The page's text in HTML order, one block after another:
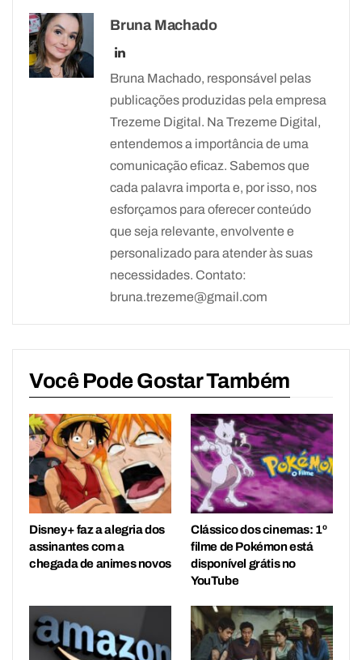
Bruna Machado
Bruna Machado, responsável pelas
publicações produzidas pela empresa
Trezeme Digital. Na Trezeme Digital,
entendemos a importância de uma
comunicação eficaz. Sabemos que
cada palavra importa e, por isso, nos
esforçamos para oferecer conteúdo
que seja relevante, envolvente e
personalizado para atender às suas
necessidades. Contato:
bruna.trezeme@gmail.com
Você Pode Gostar Também
Disney+ faz a alegria dos
assinantes com a
chegada de animes novos
Clássico dos cinemas: 1º
filme de Pokémon está
disponível grátis no
YouTube